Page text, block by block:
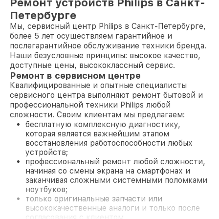
Петербурге
Мы, сервисный центр Philips в Санкт-Петербурге,
более 5 лет осуществляем гарантийное и
послегарантийное обслуживание техники бренда.
Наши безусловные принципы: высокое качество,
доступные цены, высококлассный сервис.
Ремонт в сервисном центре
Квалифицированные и опытные специалисты
сервисного центра выполняют ремонт бытовой и
профессиональной техники Philips любой
сложности. Своим клиентам мы предлагаем:
бесплатную комплексную диагностику,
которая является важнейшим этапом
восстановления работоспособности любых
устройств;
профессиональный ремонт любой сложности,
начиная со смены экрана на смартфонах и
заканчивая сложными системными поломками
ноутбуков;
только оригинальные запчасти или
высококачественные аналоги и только после